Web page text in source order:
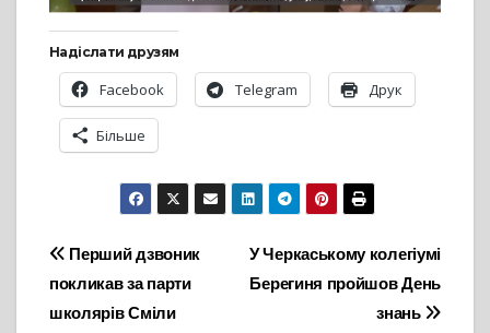
Надіслати друзям
Facebook Telegram Друк
Більше
Навігація
записів
У Черкаському колегіумі
Берегиня пройшов День
знань
Перший дзвоник
покликав за парти
школярів Сміли